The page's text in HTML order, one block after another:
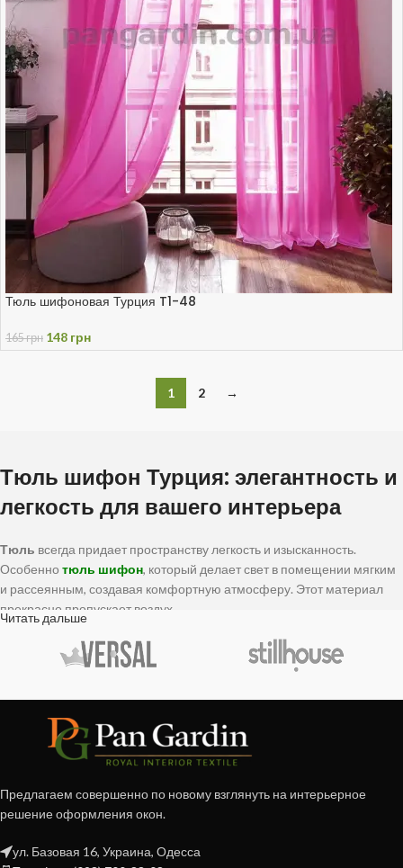
Тюль шифоновая Турция T1-48
165грн 148 грн
1 2 →
Тюль шифон Турция: элегантность и
легкость для вашего интерьера
Тюль всегда придает пространству легкость и изысканность.
Особенно тюль шифон, который делает свет в помещении мягким
и рассеянным, создавая комфортную атмосферу. Этот материал
прекрасно пропускает воздух.
Готовая тюль шифон в интернет-
В интернет-магазине «Пан Гардин» в Киеве
ассортименттюля шифониз Турции. У нас можно
различных стилях и с любыми узорами:
Классический и современный;
Для кухни и детской комнаты;
Люксовые и эклектичные дизайны;
Читать дальше
Предлагаем совершенно по новому взглянуть на интерьерное
решение оформления окон.
ул. Базовая 16, Украина, Одесса